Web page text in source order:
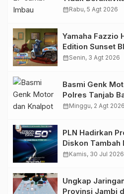
Migas Demi
calendar_monthRabu, 5 Agt 2026
Yamaha Fazzio
Edition Sunset
Retro Summer
calendar_monthSenin, 3 Agt 2026
Basmi Genk
Polres Tanjab
Kendaraan
calendar_monthMinggu, 2 Agt 2026
PLN Hadirkan
Diskon Tambah
GIIAS 2026
calendar_monthKamis, 30 Jul 2026
Ungkap
Provinsi Jambi